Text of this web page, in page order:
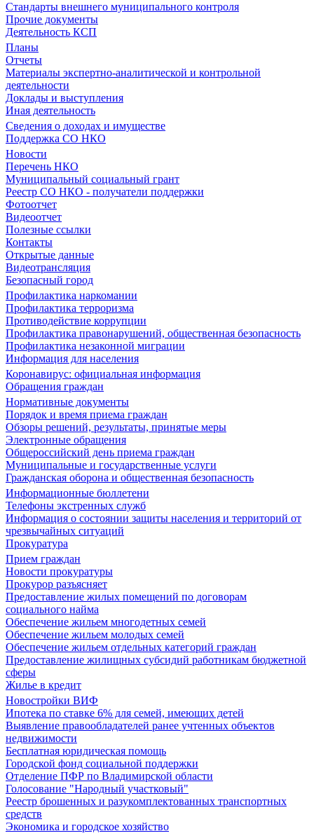
Стандарты внешнего муниципального контроля
Прочие документы
Деятельность КСП
Планы
Отчеты
Материалы экспертно-аналитической и контрольной
деятельности
Доклады и выступления
Иная деятельность
Сведения о доходах и имуществе
Поддержка СО НКО
Новости
Перечень НКО
Муниципальный социальный грант
Реестр СО НКО - получатели поддержки
Фотоотчет
Видеоотчет
Полезные ссылки
Контакты
Открытые данные
Видеотрансляция
Безопасный город
Профилактика наркомании
Профилактика терроризма
Противодействие коррупции
Профилактика правонарушений, общественная безопасность
Профилактика незаконной миграции
Информация для населения
Коронавирус: официальная информация
Обращения граждан
Нормативные документы
Порядок и время приема граждан
Обзоры решений, результаты, принятые меры
Электронные обращения
Общероссийский день приема граждан
Муниципальные и государственные услуги
Гражданская оборона и общественная безопасность
Информационные бюллетени
Телефоны экстренных служб
Информация о состоянии защиты населения и территорий от
чрезвычайных ситуаций
Прокуратура
Прием граждан
Новости прокуратуры
Прокурор разъясняет
Предоставление жилых помещений по договорам
социального найма
Обеспечение жильем многодетных семей
Обеспечение жильем молодых семей
Обеспечение жильем отдельных категорий граждан
Предоставление жилищных субсидий работникам бюджетной
сферы
Жилье в кредит
Новостройки ВИФ
Ипотека по ставке 6% для семей, имеющих детей
Выявление правообладателей ранее учтенных объектов
недвижимости
Бесплатная юридическая помощь
Городской фонд социальной поддержки
Отделение ПФР по Владимирской области
Голосование "Народный участковый"
Реестр брошенных и разукомплектованных транспортных
средств
Экономика и городское хозяйство